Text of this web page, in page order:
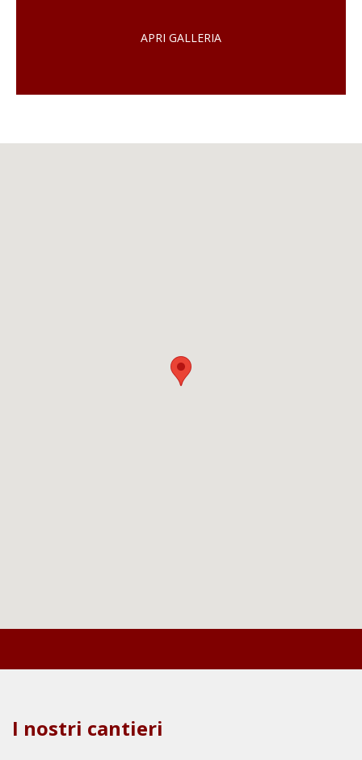
APRI GALLERIA
I nostri cantieri